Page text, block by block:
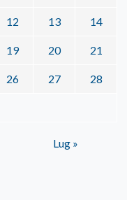
12 13 14
19 20 21
26 27 28
Lug »